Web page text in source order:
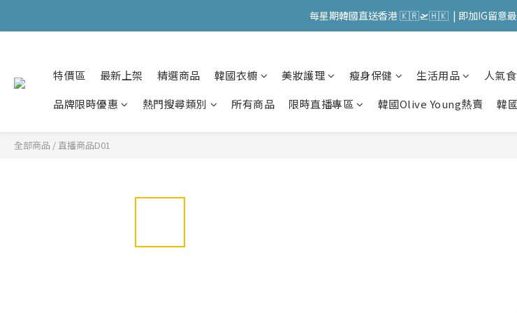
會員購物滿HKD599寄送 順豐站 / 順便智能櫃 免運費! (果汁/韓國被
每星期韓國直送香港 🇰🇷🛫🇭🇰  | 即加IG留意
會員購物滿HKD599寄送 順豐站 / 順便智能櫃 免運費! (果汁/韓國
特價區 最新上架 精選商品 韓國衣櫥 美妝護理 瘦身保健 生活用品 人氣
品牌限時優惠
熱門搜尋類別 所有商品 限時直播專區 韓國Olive Young熱賣 韓
全部商品 /直播商品D01